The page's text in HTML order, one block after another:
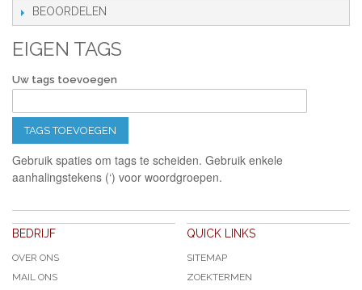
BEOORDELEN
EIGEN TAGS
Uw tags toevoegen
TAGS TOEVOEGEN
Gebruik spaties om tags te scheiden. Gebruik enkele
aanhalingstekens (‘) voor woordgroepen.
BEDRIJF
OVER ONS
MAIL ONS
QUICK LINKS
SITEMAP
ZOEKTERMEN